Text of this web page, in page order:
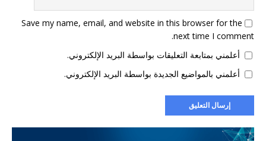
Save my name, email, and website in this browser for the
next time I comment.
أعلمني بمتابعة التعليقات بواسطة البريد الإلكتروني.
أعلمني بالمواضيع الجديدة بواسطة البريد الإلكتروني.